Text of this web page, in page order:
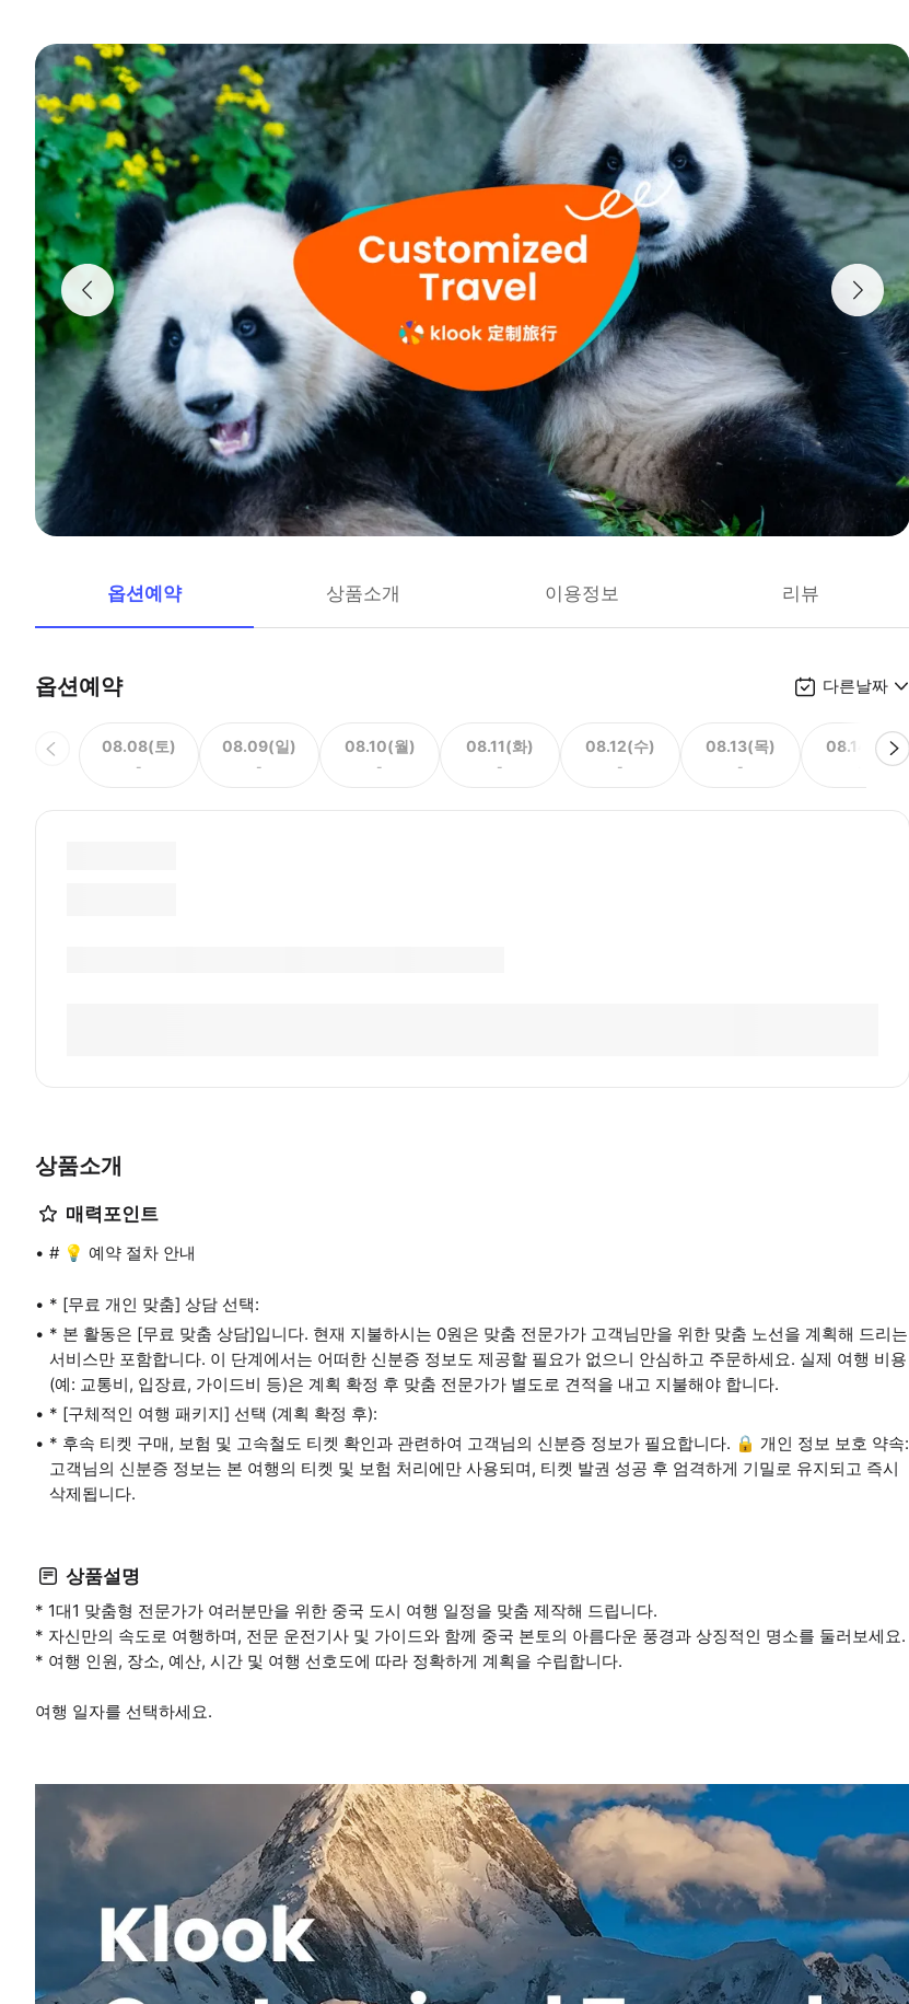
옵션예약 상품소개 이용정보 리뷰
옵션예약 다른날짜
08.08(토)
-
08.09(일)
-
08.10(월)
-
08.11(화)
-
08.12(수)
-
08.13(목)
-
08.14(금)
상품소개
매력포인트
# 💡 예약 절차 안내
* [무료 개인 맞춤] 상담 선택:
* 본 활동은 [무료 맞춤 상담]입니다. 현재 지불하시는 0원은 맞춤 전문가가 고객님만을 위한 맞춤 노선을 계획해 드리는
서비스만 포함합니다. 이 단계에서는 어떠한 신분증 정보도 제공할 필요가 없으니 안심하고 주문하세요. 실제 여행 비용
(예: 교통비, 입장료, 가이드비 등)은 계획 확정 후 맞춤 전문가가 별도로 견적을 내고 지불해야 합니다.
* [구체적인 여행 패키지] 선택 (계획 확정 후):
* 후속 티켓 구매, 보험 및 고속철도 티켓 확인과 관련하여 고객님의 신분증 정보가 필요합니다. 🔒 개인 정보 보호 약속:
고객님의 신분증 정보는 본 여행의 티켓 및 보험 처리에만 사용되며, 티켓 발권 성공 후 엄격하게 기밀로 유지되고 즉시
삭제됩니다.
상품설명
* 1대1 맞춤형 전문가가 여러분만을 위한 중국 도시 여행 일정을 맞춤 제작해 드립니다.
* 자신만의 속도로 여행하며, 전문 운전기사 및 가이드와 함께 중국 본토의 아름다운 풍경과 상징적인 명소를 둘러보세요.
* 여행 인원, 장소, 예산, 시간 및 여행 선호도에 따라 정확하게 계획을 수립합니다.
여행 일자를 선택하세요.